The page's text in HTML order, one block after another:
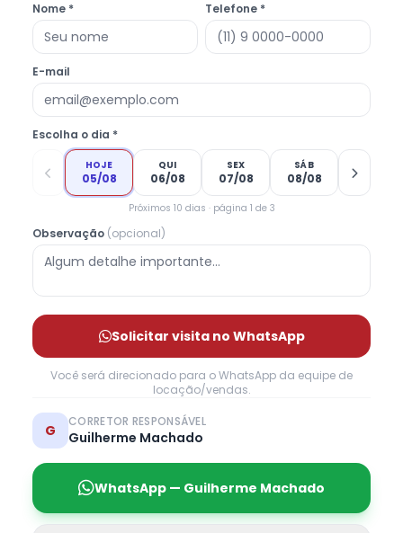
Nome * Telefone *
E-mail
Escolha o dia *
HOJE
05/08
QUI
06/08
SEX
07/08
SÁB
08/08
Próximos 10 dias · página 1 de 3
Observação (opcional)
Solicitar visita no WhatsApp
Você será direcionado para o WhatsApp da equipe de
locação/vendas.
G
CORRETOR RESPONSÁVEL
Guilherme Machado
WhatsApp — Guilherme Machado